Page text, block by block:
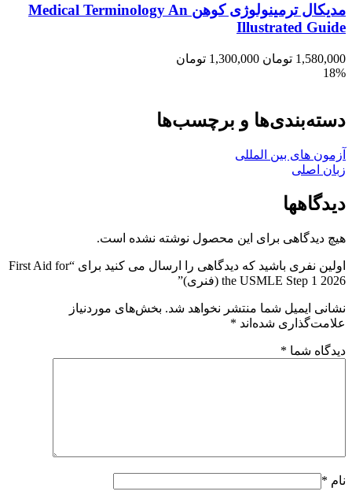
مدیکال ترمینولوژی کوهن Medical Terminology An
Illustrated Guide
1,580,000 تومان 1,300,000 تومان
18%
دسته‌بندی‌ها و برچسب‌ها
آزمون های بین المللی
زبان اصلی
دیدگاهها
هیچ دیدگاهی برای این محصول نوشته نشده است.
اولین نفری باشید که دیدگاهی را ارسال می کنید برای “First Aid for
the USMLE Step 1 2026 (فنری)”
نشانی ایمیل شما منتشر نخواهد شد. بخش‌های موردنیاز
علامت‌گذاری شده‌اند *
دیدگاه شما *
نام *